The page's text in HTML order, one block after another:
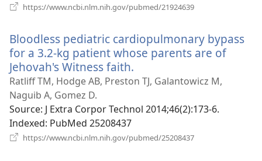
https://www.ncbi.nlm.nih.gov/pubmed/21924639
вікні)
Bloodless pediatric cardiopulmonary bypass
for a 3.2-kg patient whose parents are of
Jehovah's Witness faith.
у
вікні)
Ratliff TM, Hodge AB, Preston TJ, Galantowicz M,
Naguib A, Gomez D.
Source‎: J Extra Corpor Technol 2014;46(2):173-6.
Indexed‎: PubMed 25208437
https://www.ncbi.nlm.nih.gov/pubmed/25208437